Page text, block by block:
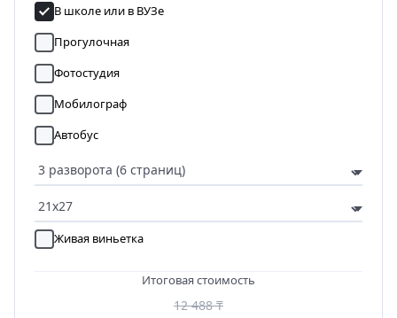
В школе или в ВУЗе
Прогулочная
Фотостудия
Мобилограф
Автобус
Живая виньетка
Итоговая стоимость
12 488 ₸